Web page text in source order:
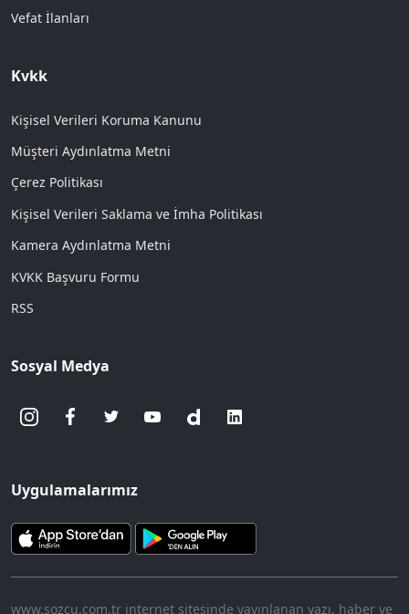
Vefat İlanları
Kvkk
Kişisel Verileri Koruma Kanunu
Müşteri Aydınlatma Metni
Çerez Politikası
Kişisel Verileri Saklama ve İmha Politikası
Kamera Aydınlatma Metni
KVKK Başvuru Formu
RSS
Sosyal Medya
Uygulamalarımız
www.sozcu.com.tr internet sitesinde yayınlanan yazı, haber ve